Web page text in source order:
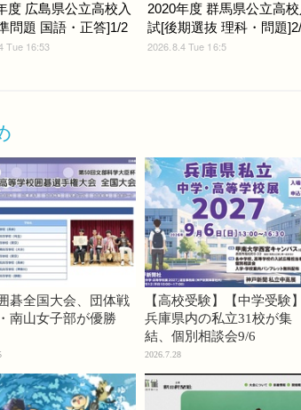
度 広島県公立高校入
問題 国語・正答]1/2
Tue 16:53
2020年度 群馬県公立高校
試[後期選抜 理科・問題
2026.8.4 Tue 16:5
碁全国大会、団体戦
南山女子部が優勝
【高校受験】【中学受験】
兵庫県内の私立31校が集
結、個別相談会9/6
2026.7.28